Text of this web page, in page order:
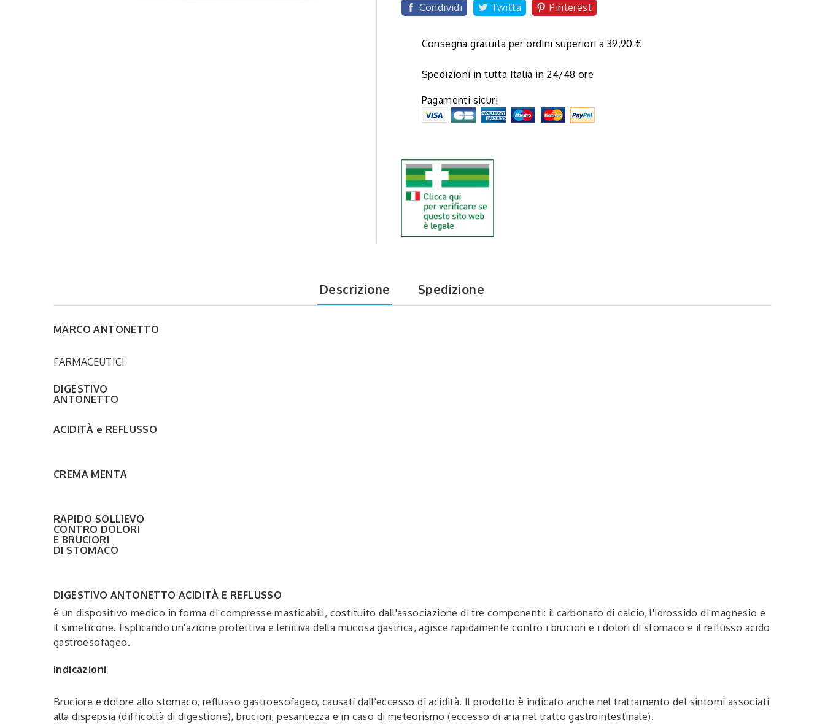
Condividi Twitta Pinterest
Consegna gratuita per ordini superiori a 39,90 €
Spedizioni in tutta Italia in 24/48 ore
Pagamenti sicuri
Descrizione Spedizione
MARCO ANTONETTO
FARMACEUTICI
DIGESTIVO
ANTONETTO
ACIDITÀ e REFLUSSO
CREMA MENTA
RAPIDO SOLLIEVO
CONTRO DOLORI
E BRUCIORI
DI STOMACO
DIGESTIVO ANTONETTO ACIDITÀ E REFLUSSO
è un dispositivo medico in forma di compresse masticabili, costituito dall'associazione di tre componenti: il carbonato di calcio, l'idrossido di magnesio e
il simeticone. Esplicando un'azione protettiva e lenitiva della mucosa gastrica, agisce rapidamente contro i bruciori e i dolori di stomaco e il reflusso acido
gastroesofageo.
Indicazioni
Bruciore e dolore allo stomaco, reflusso gastroesofageo, causati dall'eccesso di acidità. Il prodotto è indicato anche nel trattamento del sintomi associati
alla dispepsia (difficoltà di digestione), bruciori, pesantezza e in caso di meteorismo (eccesso di aria nel tratto gastrointestinale).